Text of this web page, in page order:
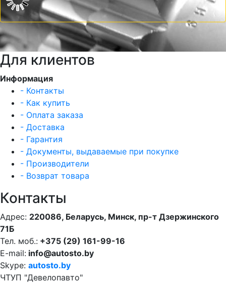
Для клиентов
Информация
- Контакты
- Как купить
- Оплата заказа
- Доставка
- Гарантия
- Документы, выдаваемые при покупке
- Производители
- Возврат товара
Контакты
Адрес: 220086, Беларусь, Минск, пр-т Дзержинского
71Б
Тел. моб.: +375 (29) 161-99-16
E-mail: info@autosto.by
Skype: autosto.by
ЧТУП "Девелопавто"